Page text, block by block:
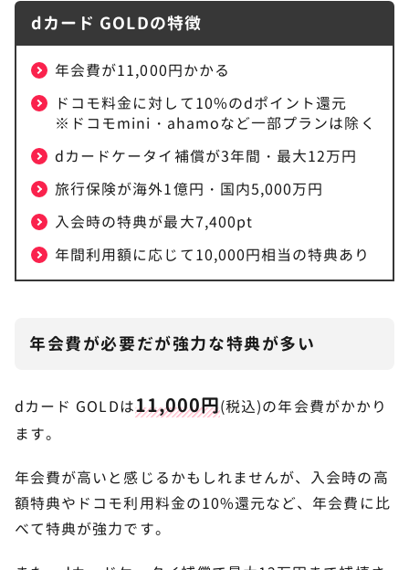
8
dカード GOLDを活用してドコモをお得に使お
※毎月のショッピング利用額により変動 ※ETCカードは、初年度
年会費無料です。
2年目以降は、前年度（本会員のdカード契約月から1年間）に一
度でもETCカード利用のご請求があれば無料となります ※ポイ
ント還元、ドコモでんき、旅行保険、dカード積立、ahamoボー
ナスパケットには注意事項があります。
詳しくはこちら
ださい。
dカード GOLDの特徴
年会費が11,000円かかる
ドコモ料金に対して10%のdポイント還元
※ドコモmini・ahamoなど一部プランは除く
dカードケータイ補償が3年間・最大12万円
旅行保険が海外1億円・国内5,000万円
入会時の特典が最大7,400pt
年間利用額に応じて10,000円相当の特典あり
年会費が必要だが強力な特典が多い
dカード GOLDは11,000円(税込)の年会費がかかり
ます。
年会費が高いと感じるかもしれませんが、入会時の高
額特典やドコモ利用料金の10%還元など、年会費に比
べて特典が強力です。